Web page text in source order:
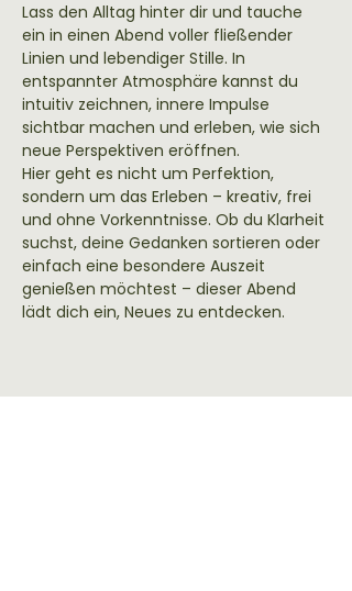
Lass den Alltag hinter dir und tauche
ein in einen Abend voller fließender
Linien und lebendiger Stille. In
entspannter Atmosphäre kannst du
intuitiv zeichnen, innere Impulse
sichtbar machen und erleben, wie sich
neue Perspektiven eröffnen.
Hier geht es nicht um Perfektion,
sondern um das Erleben – kreativ, frei
und ohne Vorkenntnisse. Ob du Klarheit
suchst, deine Gedanken sortieren oder
einfach eine besondere Auszeit
genießen möchtest – dieser Abend
lädt dich ein, Neues zu entdecken.